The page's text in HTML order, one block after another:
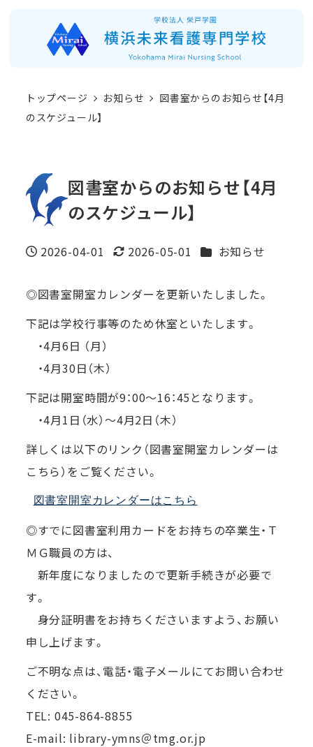
トップページ お知らせ
図書室からのお知らせ【4月
のスケジュール】
図書室からのお知らせ【4月
のスケジュール】
投稿日
2026-04-01
更新日
2026-05-01 カテゴリー
お知らせ
◎図書室開室カレンダーを更新いたしました。
下記は学校行事等のため休室といたします。
・4月6日 （月）
・4月30日（木）
下記は開室時間が9：00～16：45となります。
・4月1日（水）～4月2日（木）
詳しくは以下のリンク（図書室開室カレンダーは
こちら）をご覧ください。
図書室開室カレンダーはこちら
◎すでに図書室利用カードをお持ちの卒業生・Ｔ
ＭＧ職員の方は、
新年度になりましたので更新手続きが必要で
す。
身分証明書をお持ちくださいますよう、お願い
申し上げます。
ご不明な点は、電話・電子メールにてお問い合わせ
ください。
TEL: 045-864-8855
E-mail: library-ymns＠tmg.or.jp